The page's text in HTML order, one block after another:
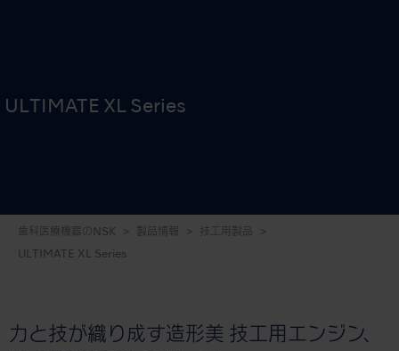
ULTIMATE XL Series
歯科医療機器のNSK 製品情報 技工用製品
ULTIMATE XL Series
力と技が織り成す造形美 技工用エンジン、